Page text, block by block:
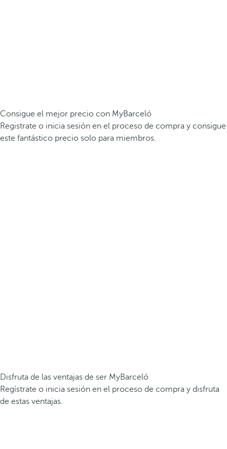
Consigue el mejor precio con MyBarceló
Registrate o inicia sesión en el proceso de compra y consigue
este fantástico precio solo para miembros.
Disfruta de las ventajas de ser MyBarceló
Regístrate o inicia sesión en el proceso de compra y disfruta
de estas ventajas.